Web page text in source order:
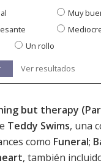
Muy
Un rollo
Ver resultados
but therapy
Teddy Swims, una
como Funeral;
, también